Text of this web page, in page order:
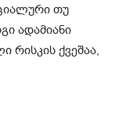
თუ
ადამიანი
ქვეშაა,